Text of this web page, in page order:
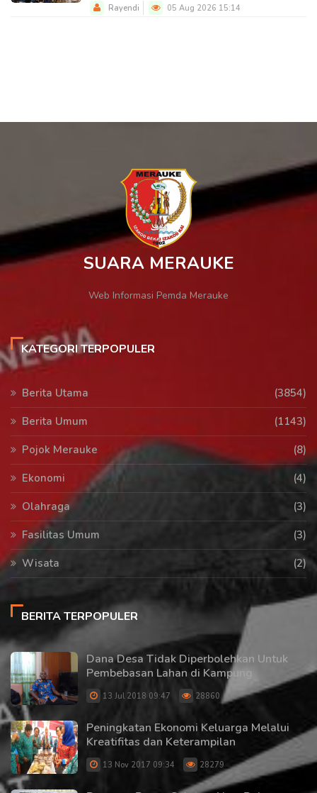
Rayendi 05 Aug 2026 15:14
SUARA MERAUKE
Web Informasi Pemda Merauke
KATEGORI TERPOPULER
Berita Utama
(3854)
Berita Umum
(1143)
Pojok Merauke
(8)
Ekonomi
(4)
Olahraga
(3)
Fasilitas Umum
(3)
Wisata
(2)
BERITA TERPOPULER
Dana Desa Tidak Diperbolehkan Untuk
Pembebasan Lahan di Kampung
13 Jul 2018 09:47 28860
Peningkatan Ekonomi Keluarga Melalui
Kreatifitas dan Keterampilan
13 Nov 2017 09:34 28279